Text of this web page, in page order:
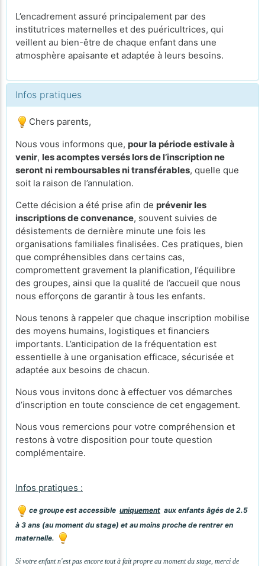
L’encadrement assuré principalement par des
institutrices maternelles et des puéricultrices, qui
veillent au bien-être de chaque enfant dans une
atmosphère apaisante et adaptée à leurs besoins.
Infos pratiques
Chers parents,
Nous vous informons que, pour la période estivale à
venir, les acomptes versés lors de l’inscription ne
seront ni remboursables ni transférables, quelle que
soit la raison de l’annulation.
Cette décision a été prise afin de prévenir les
inscriptions de convenance, souvent suivies de
désistements de dernière minute une fois les
organisations familiales finalisées. Ces pratiques, bien
que compréhensibles dans certains cas,
compromettent gravement la planification, l’équilibre
des groupes, ainsi que la qualité de l’accueil que nous
nous efforçons de garantir à tous les enfants.
Nous tenons à rappeler que chaque inscription mobilise
des moyens humains, logistiques et financiers
importants. L’anticipation de la fréquentation est
essentielle à une organisation efficace, sécurisée et
adaptée aux besoins de chacun.
Nous vous invitons donc à effectuer vos démarches
d’inscription en toute conscience de cet engagement.
Nous vous remercions pour votre compréhension et
restons à votre disposition pour toute question
complémentaire.
Infos pratiques :
ce groupe est accessible uniquement aux enfants âgés de 2.5
à 3 ans (au moment du stage) et au moins proche de rentrer en
maternelle.
Si votre enfant n'est pas encore tout à fait propre au moment du stage, merci de